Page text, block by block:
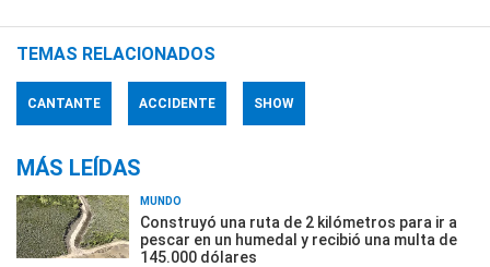
TEMAS RELACIONADOS
CANTANTE ACCIDENTE SHOW
MÁS LEÍDAS
MUNDO
Construyó una ruta de 2 kilómetros para ir a
pescar en un humedal y recibió una multa de
145.000 dólares